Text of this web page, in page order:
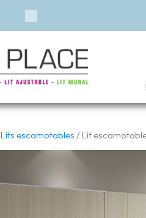
Previous
Lits escamotables / Lit